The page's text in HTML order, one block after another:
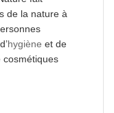
de la nature à
hygiène et de
cosmétiques